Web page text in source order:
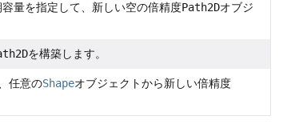
量を指定して、新しい空の倍精度Path2Dオブジ
を構築します。
任意のShapeオブジェクトから新しい倍精度